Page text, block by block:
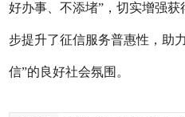
好办事、不添堵”，切实增强
步提升了征信服务普惠性，助
信”的良好社会氛围。